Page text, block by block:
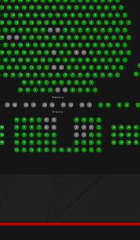
17 16 15 14 13 12 11 10 9 8 7 6 4 3 2 1
17 16 15 14 13 12 11 10 9 8 7 6 4 3 2 1
18 17 16 15 14 13 12 11 10 9 8 7 6 5 4 3 2 1
17 16 15 14 13 12 9 8 7 6 5 4 3 2 1
18 17 16 15 14 13 12 11 10 9 8 7 6 5 4 3 2 1
17 16 15 14 13 12 11 10 9 8 7 6 5 4 3 2 1
18 17 16 15 14 13 12 10 9 7 6 4 3 2 1
17 16 15 14 13 12 11 10 9 8 7 6 4 3 2
1
17 16 15 14 13 12 11 10 9 8 7 6 5 4 3 2 1
1
16 15 14 13 12 11 10 9 8 7 6 5 4 3 2 1 3
10 9 8 7 6 5 4 3 2 1
11 10 9 8 7 6 4 3 2 1
17 16 14 13 12 9 7 6 4 3
10 9 8 7 6 4 3 2 1
B4 10 9 8 7 6 4 3 2 1 J4 J3 J2 J1
B4 10 9 8 7 6 4 3 2 1 J4 J3 J2 J1
B5 10 9 8 7 6 4 3 2 1 J5 J4 J3 J2
12 11 10 9 8 7 6 4 3 2 1
P á h o l y
E r k é l y